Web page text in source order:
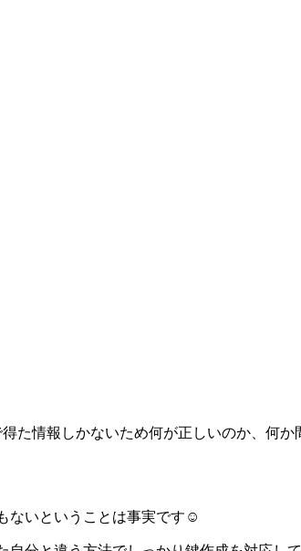
た情報しかないため何が正しいのか、何
ないということは事実です☺️